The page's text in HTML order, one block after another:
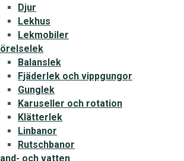
Djur
Lekhus
Lekmobiler
Balanslek
Fjäderlek och vippgungor
Gunglek
Karuseller och rotation
Klätterlek
Linbanor
Rutschbanor
och vatten